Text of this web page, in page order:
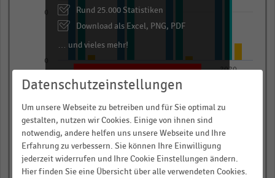
categories.
has
axis
displaying
Nettoumsatz
in
Kik Obi babymarkt.de
2017 2018 2019 2020
0
0
© Handelsdaten 2026
End
of
interactive
chart
Rund 25.000 Statistiken
Download als Excel, PNG, PDF
… und vieles mehr!
Datenschutzeinstellungen
Um unsere Webseite zu betreiben und für Sie optimal zu
gestalten, nutzen wir Cookies. Einige von ihnen sind
notwendig, andere helfen uns unsere Webseite und Ihre
Erfahrung zu verbessern. Sie können Ihre Einwilligung
jederzeit widerrufen und Ihre Cookie Einstellungen ändern.
Hier finden Sie eine Übersicht über alle verwendeten Cookies.